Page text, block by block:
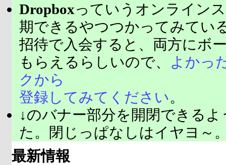
Dropboxっていうオンライン
期できるやつつかってみてい
招待で入会すると、両方にボ
もらえるらしいので、
よかっ
クから
登録してみてください。
↓のバナー部分を開閉できる
た。閉じっぱなしはイヤヨ～
最新情報